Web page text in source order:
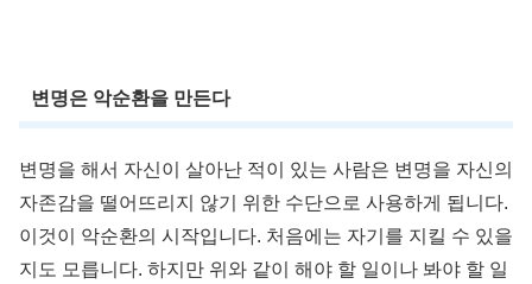
변명은 악순환을 만든다
변명을 해서 자신이 살아난 적이 있는 사람은 변명을 자신의
자존감을 떨어뜨리지 않기 위한 수단으로 사용하게 됩니다.
이것이 악순환의 시작입니다. 처음에는 자기를 지킬 수 있을
지도 모릅니다. 하지만 위와 같이 해야 할 일이나 봐야 할 일